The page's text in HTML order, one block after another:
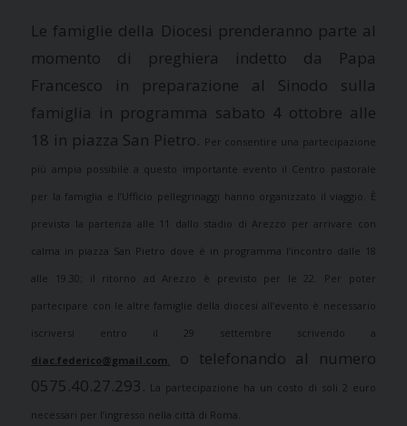
Le famiglie della Diocesi prenderanno parte al
momento di preghiera indetto da Papa
Francesco in preparazione al Sinodo sulla
famiglia in programma sabato 4 ottobre alle
18 in piazza San Pietro. Per consentire una partecipazione
più ampia possibile a questo importante evento il Centro pastorale
per la famiglia e l’Ufficio pellegrinaggi hanno organizzato il viaggio. È
prevista la partenza alle 11 dallo stadio di Arezzo per arrivare con
calma in piazza San Pietro dove è in programma l’incontro dalle 18
alle 19.30; il ritorno ad Arezzo è previsto per le 22. Per poter
partecipare con le altre famiglie della diocesi all’evento è necessario
iscriversi entro il 29 settembre scrivendo a
diac.federico@gmail.com
o telefonando al numero
0575.40.27.293. La partecipazione ha un costo di soli 2 euro
necessari per l’ingresso nella città di Roma.